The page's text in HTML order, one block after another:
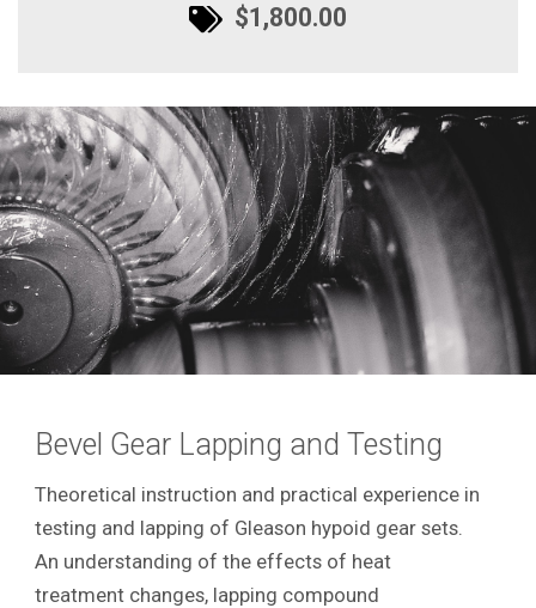
$1,800.00
Bevel Gear Lapping and Testing
Theoretical instruction and practical experience in
testing and lapping of Gleason hypoid gear sets.
An understanding of the effects of heat
treatment changes, lapping compound